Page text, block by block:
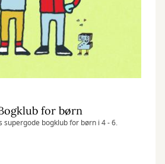
for børn
supergode bogklub for børn i 4 - 6.